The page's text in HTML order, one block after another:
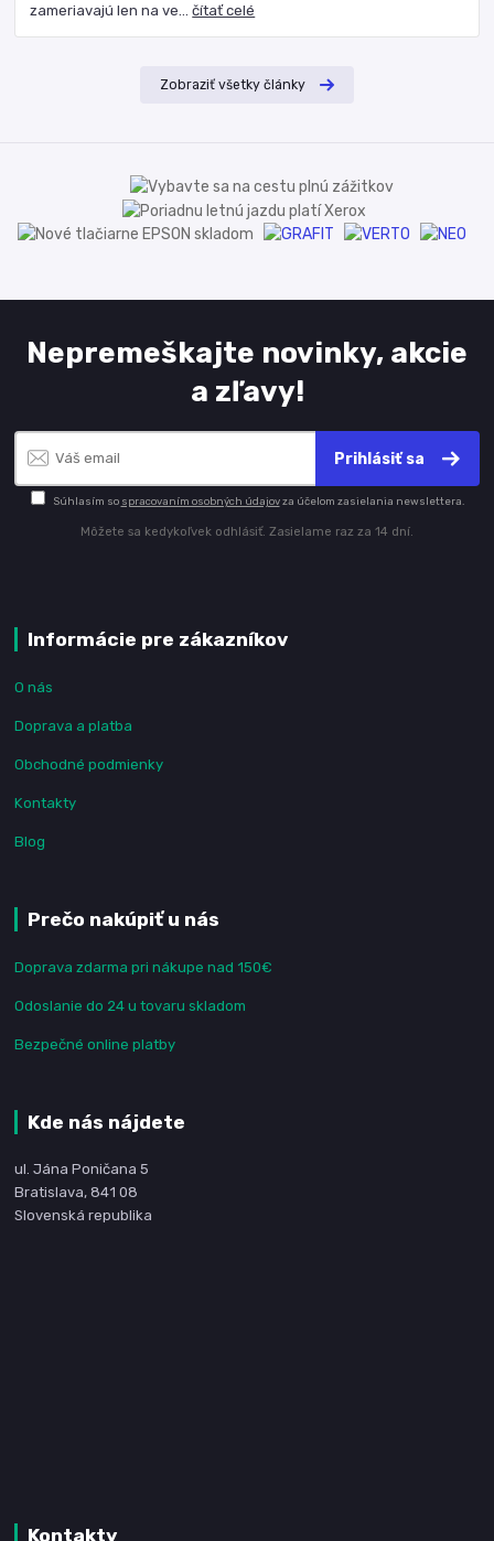
zameriavajú len na ve...čítať celé
Zobraziť všetky články
Nepremeškajte novinky, akcie
a zľavy!
Prihlásiť sa
Súhlasím so spracovaním osobných údajovza účelom zasielania newslettera.
Môžete sa kedykoľvek odhlásiť. Zasielame raz za 14 dní.
Informácie pre zákazníkov
O nás
Doprava a platba
Obchodné podmienky
Kontakty
Blog
Prečo nakúpiť u nás
Doprava zdarma pri nákupe nad 150€
Odoslanie do 24 u tovaru skladom
Bezpečné online platby
Kde nás nájdete
ul. Jána Poničana 5
Bratislava, 841 08
Slovenská republika
Kontakty